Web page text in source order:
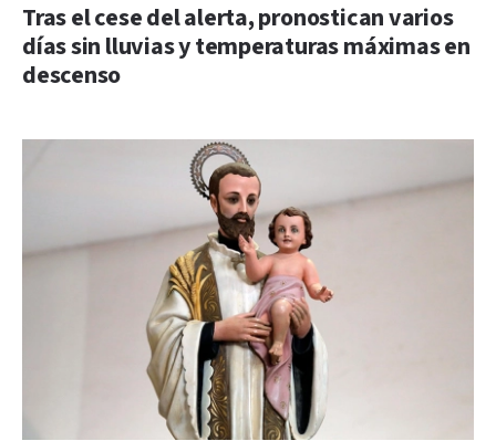
Tras el cese del alerta, pronostican varios
días sin lluvias y temperaturas máximas en
descenso